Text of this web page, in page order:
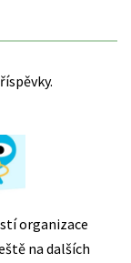
organizace
na dalších